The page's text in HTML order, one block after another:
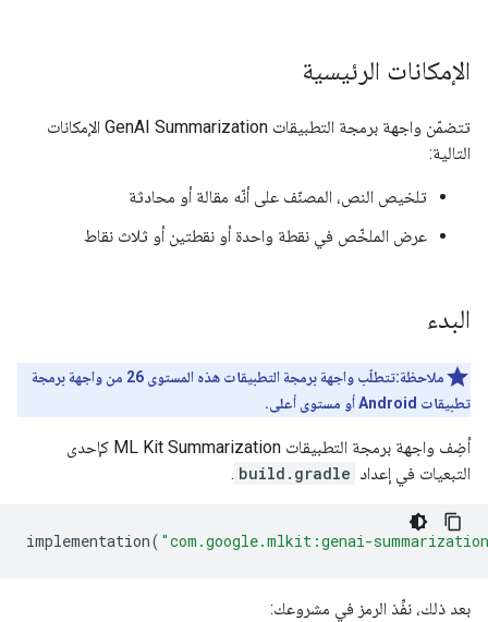
الإمكانات الرئيسية
تتضمّن واجهة برمجة التطبيقات GenAI Summarization الإمكانات
التالية:
تلخيص النص، المصنّف على أنّه مقالة أو محادثة
عرض الملخّص في نقطة واحدة أو نقطتين أو ثلاث نقاط
البدء
ملاحظة:تتطلّب واجهة برمجة التطبيقات هذه المستوى 26 من واجهة برمجة
تطبيقات Android أو مستوى أعلى.
أضِف واجهة برمجة التطبيقات ML Kit Summarization كإحدى
التبعيات في إعداد build.gradle
.
implementation( "com.google.mlkit:genai-
بعد ذلك، نفِّذ الرمز في مشروعك: